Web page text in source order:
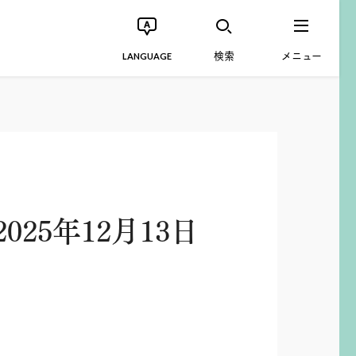
LANGUAGE 検索 メニュー
年12月13日